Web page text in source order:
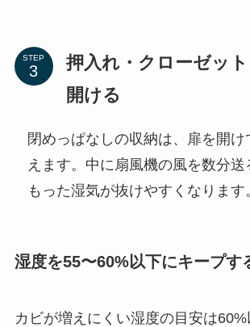
STEP
押入れ・クローゼッ
開ける
閉めっぱなしの収納は、扉を開
えます。中に扇風機の風を数分送
もった湿気が抜けやすくなります
湿度を55〜60%以下にキープす
カビが増えにくい湿度の目安は